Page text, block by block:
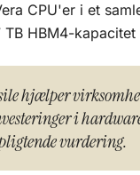
CPU'er i et
HBM4-
hjælper
i
vurdering.